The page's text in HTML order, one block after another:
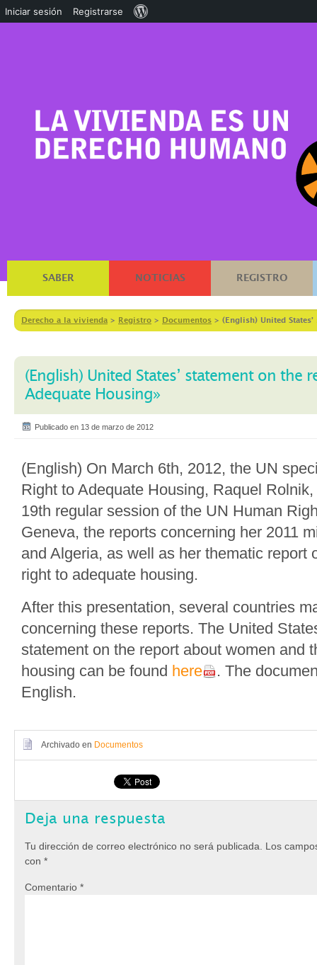
SABER NOTICIAS REGISTRO
Derecho a la vivienda > Registro > Documentos > (English) United
(English) United States’ statement on the
Adequate Housing»
Publicado en 13 de marzo de 2012
(English) On March 6th, 2012, the UN
Right to Adequate Housing, Raquel
19th regular session of the UN Human
Geneva, the reports concerning her 2011
and Algeria, as well as her thematic report
right to adequate housing.
After this presentation, several countries
concerning these reports. The United
statement on the report about women and
housing can be found here
. The
English.
Archivado en Documentos
Deja una respuesta
Tu dirección de correo electrónico no será publicada.
Los
con *
Comentario *
Iniciar sesión Registrarse